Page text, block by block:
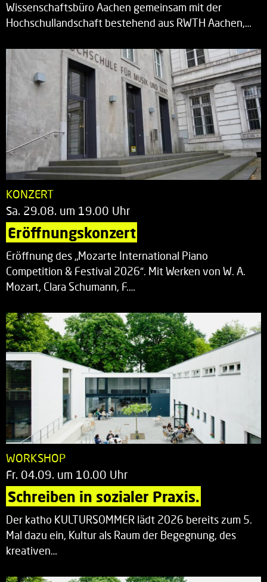
Wissenschaftsbüro Aachen gemeinsam mit der
Hochschullandschaft bestehend aus RWTH Aachen,…
KONZERT
Sa. 29.08. um 19.00 Uhr
Eröffnungskonzert
Eröffnung des „Mozarte International Piano
Competition & Festival 2026“. Mit Werken von W. A.
Mozart, Clara Schumann, F.…
WORKSHOP
Fr. 04.09. um 10.00 Uhr
Schreiben in sozialer Praxis.
Der katho KULTURSOMMER lädt 2026 bereits zum 5.
Mal dazu ein, Kultur als Raum der Begegnung, des
kreativen…